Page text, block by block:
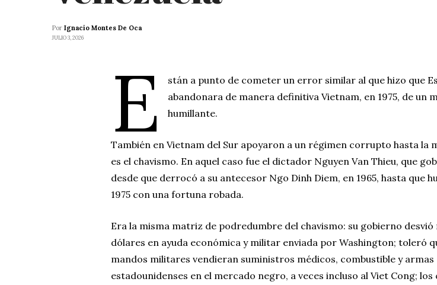
Por Ignacio Montes De Oca
JULIO 3, 2026
E
stán a punto de cometer un error similar al que hizo que
abandonara de manera definitiva Vietnam, en 1975, de un
humillante.
También en Vietnam del Sur apoyaron a un régimen corrupto hasta la
es el chavismo. En aquel caso fue el dictador Nguyen Van Thieu, que
desde que derrocó a su antecesor Ngo Dinh Diem, en 1965, hasta que
1975 con una fortuna robada.
Era la misma matriz de podredumbre del chavismo: su gobierno desvió
dólares en ayuda económica y militar enviada por Washington; toleró
mandos militares vendieran suministros médicos, combustible y armas
estadounidenses en el mercado negro, a veces incluso al Viet Cong; los